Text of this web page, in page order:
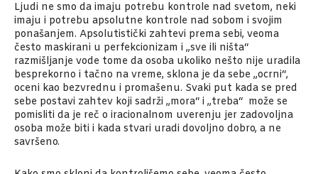
Ljudi ne smo da imaju potrebu kontrole nad svetom, neki
imaju i potrebu apsolutne kontrole nad sobom i svojim
ponašanjem. Apsolutistički zahtevi prema sebi, veoma
često maskirani u perfekcionizam i „sve ili ništa“
razmišljanje vode tome da osoba ukoliko nešto nije uradila
besprekorno i tačno na vreme, sklona je da sebe „ocrni“,
oceni kao bezvrednu i promašenu. Svaki put kada se pred
sebe postavi zahtev koji sadrži „mora“ i „treba“ može se
pomisliti da je reč o iracionalnom uverenju jer zadovoljna
osoba može biti i kada stvari uradi dovoljno dobro, a ne
savršeno.